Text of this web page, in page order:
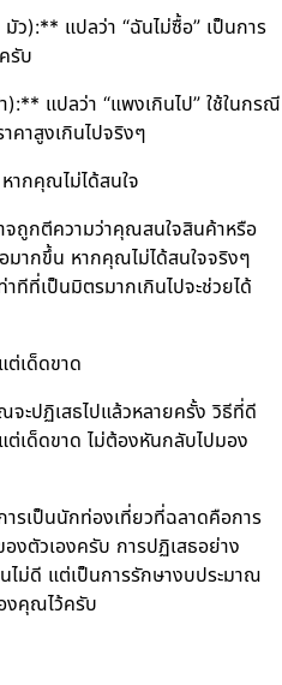
):** แปลว่า “ฉันไม่ซื้อ” เป็นการ
รับ
แปลว่า “แพงเกินไป” ใช้ในกรณี
คาสูงเกินไปจริงๆ
กคุณไม่ได้สนใจ
ถูกตีความว่าคุณสนใจสินค้าหรือ
มากขึ้น หากคุณไม่ได้สนใจจริงๆ
ทีที่เป็นมิตรมากเกินไปจะช่วยได้
ต่เด็ดขาด
ะปฏิเสธไปแล้วหลายครั้ง วิธีที่ดี
ต่เด็ดขาด ไม่ต้องหันกลับไปมอง
รเป็นนักท่องเที่ยวที่ฉลาดคือการ
องตัวเองครับ การปฏิเสธอย่าง
ไม่ดี แต่เป็นการรักษางบประมาณ
งคุณไว้ครับ